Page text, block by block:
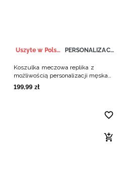
Uszyte w Polsce PERSONALIZACJA
Koszulka meczowa replika z
możliwością personalizacji męska
4F x Polska Siatkówka - zielona
199,99 zł